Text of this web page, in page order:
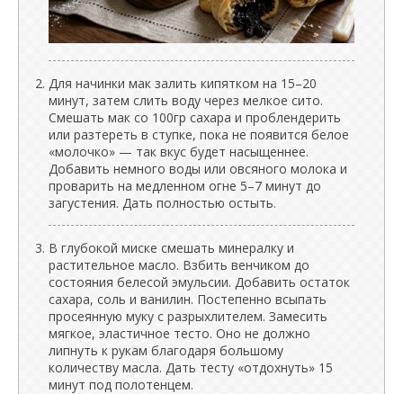
Для начинки мак залить кипятком на 15–20
минут, затем слить воду через мелкое сито.
Смешать мак со 100гр сахара и проблендерить
или разтереть в ступке, пока не появится белое
«молочко» — так вкус будет насыщеннее.
Добавить немного воды или овсяного молока и
проварить на медленном огне 5–7 минут до
загустения. Дать полностью остыть.
В глубокой миске смешать минералку и
растительное масло. Взбить венчиком до
состояния белесой эмульсии. Добавить остаток
сахара, соль и ванилин. Постепенно всыпать
просеянную муку с разрыхлителем. Замесить
мягкое, эластичное тесто. Оно не должно
липнуть к рукам благодаря большому
количеству масла. Дать тесту «отдохнуть» 15
минут под полотенцем.